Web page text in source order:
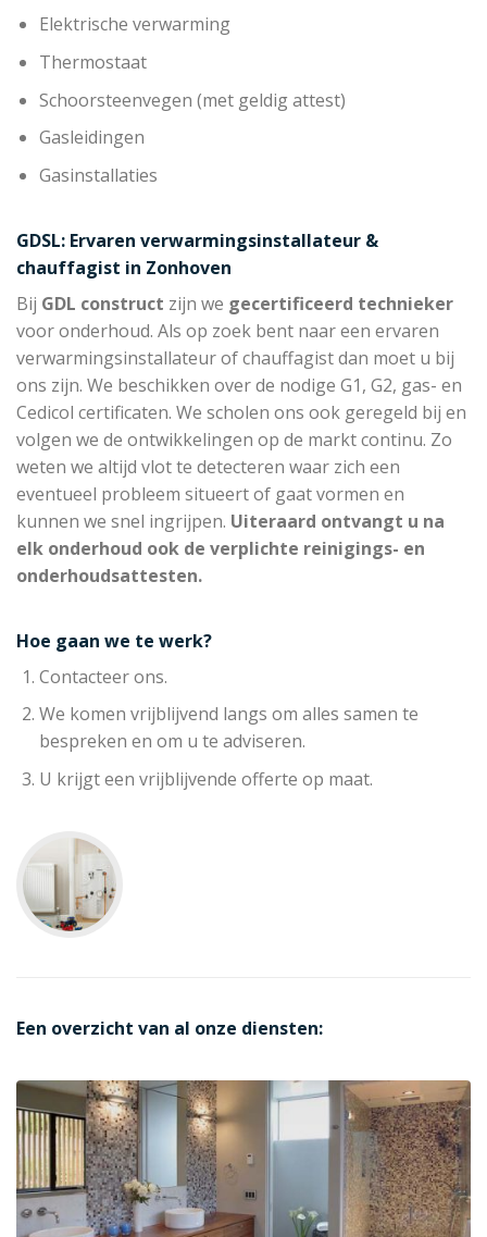
Elektrische verwarming
Thermostaat
Schoorsteenvegen (met geldig attest)
Gasleidingen
Gasinstallaties
GDSL: Ervaren verwarmingsinstallateur &
chauffagist in Zonhoven
Bij GDL construct zijn we gecertificeerd technieker
voor onderhoud. Als op zoek bent naar een ervaren
verwarmingsinstallateur of chauffagist dan moet u bij
ons zijn. We beschikken over de nodige G1, G2, gas- en
Cedicol certificaten. We scholen ons ook geregeld bij en
volgen we de ontwikkelingen op de markt continu. Zo
weten we altijd vlot te detecteren waar zich een
eventueel probleem situeert of gaat vormen en
kunnen we snel ingrijpen. Uiteraard ontvangt u na
elk onderhoud ook de verplichte reinigings- en
onderhoudsattesten.
Hoe gaan we te werk?
Contacteer ons.
We komen vrijblijvend langs om alles samen te
bespreken en om u te adviseren.
U krijgt een vrijblijvende offerte op maat.
Een overzicht van al onze diensten: